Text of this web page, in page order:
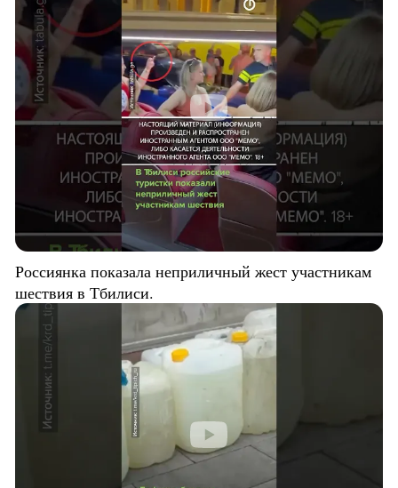
Россиянка показала неприличный жест участникам
шествия в Тбилиси.